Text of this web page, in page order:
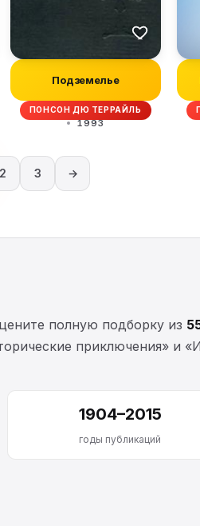
Подземелье
ПОНСОН ДЮ ТЕРРАЙЛЬ
1993
2 3 →
полную подборку из
приключения» и
1904–2015
годы публикаций